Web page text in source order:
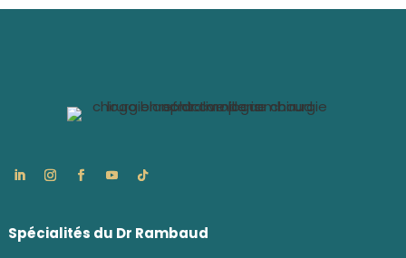
Spécialités du Dr Rambaud